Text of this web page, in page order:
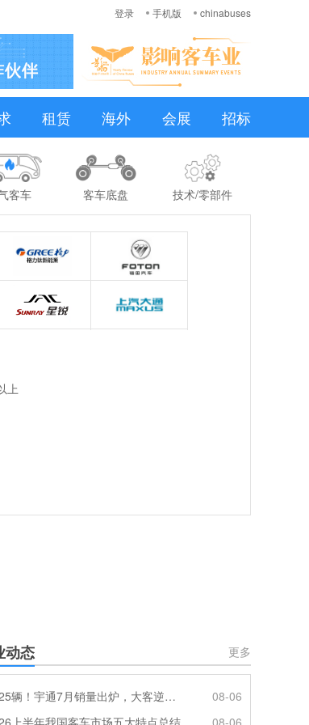
登录 手机版 chinabuses
租赁 海外 会展 招标
客车 客车底盘 技术/零部件
上
动态 更多
2925辆！宇通7月销量出炉，大客逆势走强筑牢基本盘
08-06
上半年我国客车市场五大特点总结
08-06